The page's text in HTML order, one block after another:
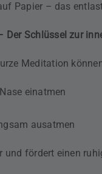
Papier – das
Schlüssel zur
Meditation
einatmen
ausatmen
und fördert einen